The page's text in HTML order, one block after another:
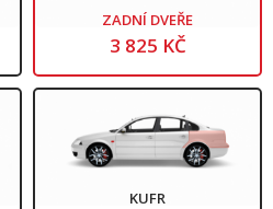
ZADNÍ DVEŘE
3 825 KČ
KUFR